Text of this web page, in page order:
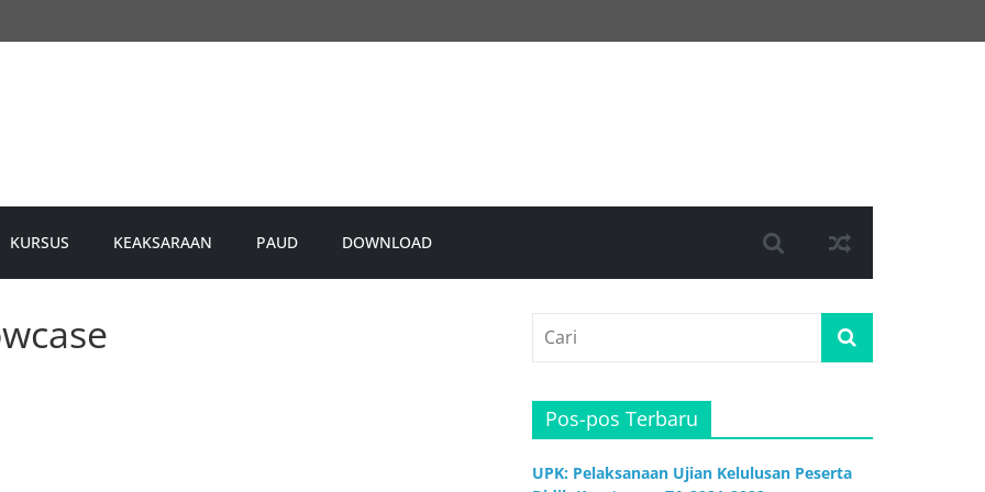
KURSUS KEAKSARAAN PAUD DOWNLOAD
Pos-pos Terbaru
UPK: Pelaksanaan Ujian Kelulusan Peserta